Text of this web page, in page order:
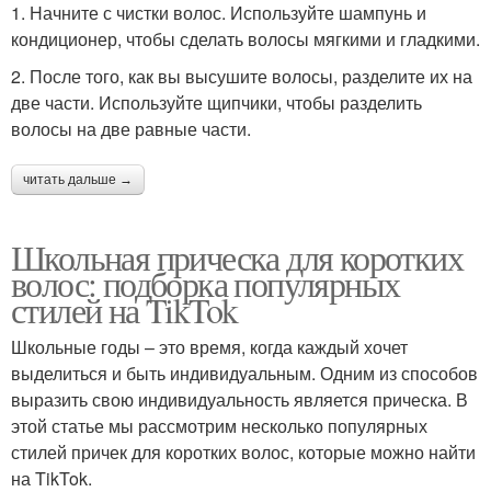
1. Начните с чистки волос. Используйте шампунь и
кондиционер, чтобы сделать волосы мягкими и гладкими.
2. После того, как вы высушите волосы, разделите их на
две части. Используйте щипчики, чтобы разделить
волосы на две равные части.
читать дальше →
Школьная прическа для коротких
волос: подборка популярных
стилей на TikTok
Школьные годы – это время, когда каждый хочет
выделиться и быть индивидуальным. Одним из способов
выразить свою индивидуальность является прическа. В
этой статье мы рассмотрим несколько популярных
стилей причек для коротких волос, которые можно найти
на TikTok.